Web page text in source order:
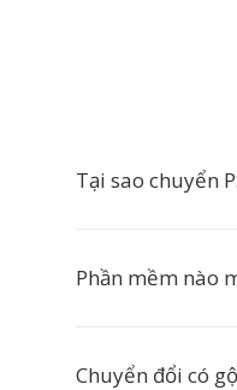
Tại sao chuyển
Phần mềm nào
Chuyển đổi có